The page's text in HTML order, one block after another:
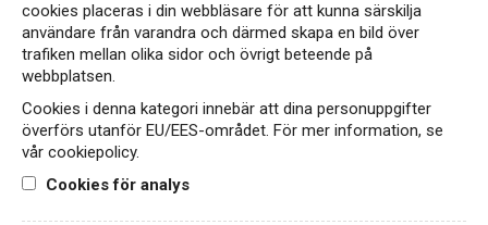
P.Lex Pinot Grigio är ett fylligt och fräscht vin
med toner av mogna päron, persika och citrus
109 kr LÄS MER
cookies placeras i din webbläsare för att kunna särskilja
användare från varandra och därmed skapa en bild över
trafiken mellan olika sidor och övrigt beteende på
webbplatsen.
Cookies i denna kategori innebär att dina personuppgifter
överförs utanför EU/EES-området. För mer information, se
vår cookiepolicy.
Cookies för analys